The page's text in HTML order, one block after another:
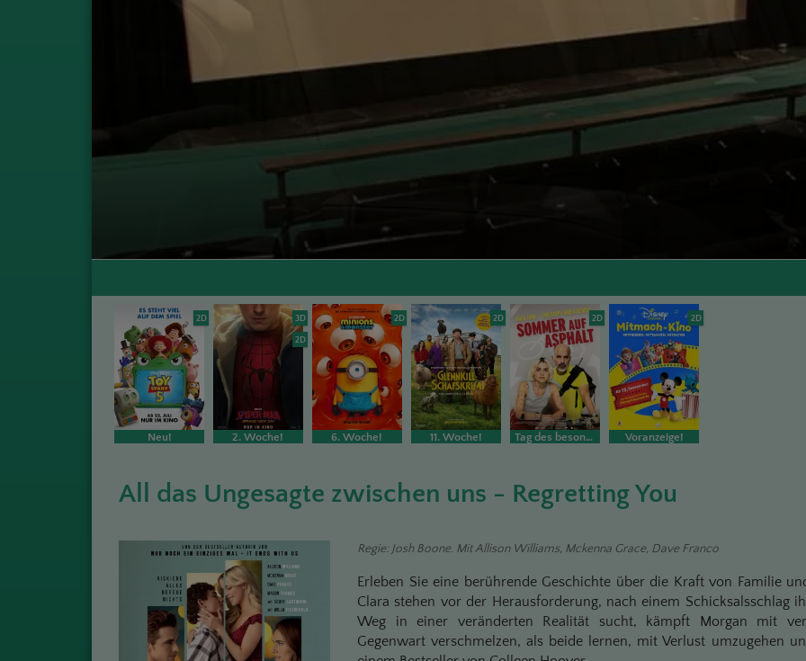
2D
Neu!
3D
2D
2. Woche!
2D
6. Woche!
2D
11. Woche!
2D
Tag des besonderen Films
2D
Voranzeige!
All das Ungesagte zwischen uns - Regretting You
Regie: Josh Boone. Mit Allison Williams, Mckenna Grace, Dave Franco
Erleben Sie eine berührende Geschichte über die Kraft von Familie
Clara stehen vor der Herausforderung, nach einem Schicksalsschlag
Weg in einer veränderten Realität sucht, kämpft Morgan mit
Gegenwart verschmelzen, als beide lernen, mit Verlust umzugehen